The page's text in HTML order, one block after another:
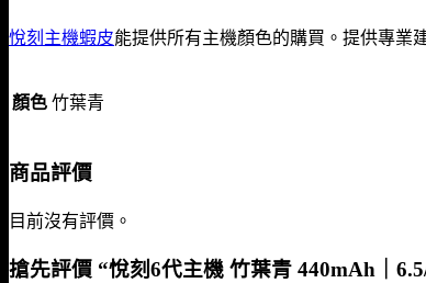
悅刻主機蝦皮能提供所有主機顏色的購買。提供專業
顏色 竹葉青
商品評價
目前沒有評價。
搶先評價 “悅刻6代主機 竹葉青 440mAh｜